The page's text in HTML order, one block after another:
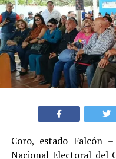
Coro, estado Falcón
Nacional Electoral del